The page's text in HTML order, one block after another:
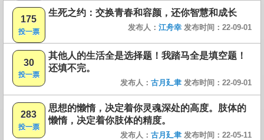
175
投一票
生死之约：交换青春和容颜，还你智慧和成长
发布人： 江舟幸 发布时间：22-09-01
30
投一票
其他人的生活全是选择题！我踏马全是填空题！
还填不完。
发布人： 古月廴聿 发布时间：22-09-01
283
投一票
思想的懒惰，决定着你灵魂深处的高度。肢体的
懒惰，决定着你肢体的精度。
发布人： 古月廴聿 发布时间：22-05-11